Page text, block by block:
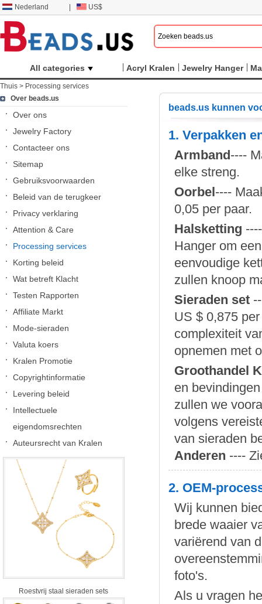
Nederland US$
All categories Acryl Kralen Jewelry Hanger
Thuis > Processing services
Over beads.us
Over ons
Jewelry Factory
Contacteer ons
Sitemap
Gebruiksvoorwaarden
Beleid van de terugkeer
Privacy verklaring
Attention & Care
Processing services
Korting beleid
Wat betreft Klacht
Testen Rapporten
Affiliate Markt
Mode-sieraden
Valuta koers
Kralen Promotie
Copyrightinformatie
Levering beleid
Intellectuele
eigendomsrechten
Auteursrecht van Kralen
Roestvrij staal sieraden sets
beads.us kunnen
1. Verpakken
Armband----
elke streng.
Oorbel----
0,05 per paar.
Halsketting
Hanger om
eenvoudige
zullen knoop
Sieraden set
US $ 0,875
complexiteit
opnemen met
Groothandel
en
zullen we
volgens
van sieraden
Anderen ----
2. OEM-
Wij kunnen
brede waaier
variërend van
foto's.
Als u vragen